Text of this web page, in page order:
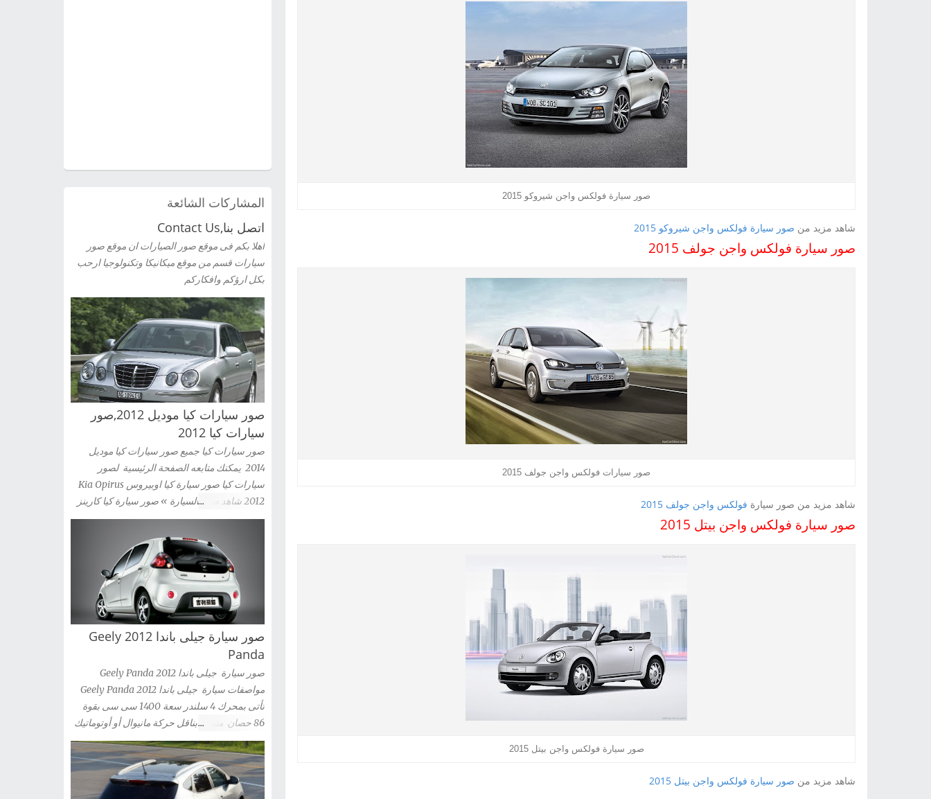
صور سيارة فولكس واجن شيروكو 2015
شاهد مزيد من صور سيارة فولكس واجن شيروكو 2015
صور سيارة فولكس واجن جولف 2015
صور سيارات فولكس واجن جولف 2015
شاهد مزيد من صور سيارة فولكس واجن جولف 2015
صور سيارة فولكس واجن بيتل 2015
صور سيارة فولكس واجن بيتل 2015
شاهد مزيد من صور سيارة فولكس واجن بيتل 2015
المشاركات الشائعة
اتصل بنا,Contact Us
اهلا بكم فى موقع صور الصيارات ان موقع صور
سيارات قسم من موقع ميكانيكا وتكنولوجيا ارحب
بكل ارؤكم وافكاركم
صور سيارات كيا موديل 2012,صور
سيارات كيا 2012
صور سيارات كيا جميع صور سيارات كيا موديل
2014 يمكنك متابعه الصفحة الرئيسية لصور
سيارات كيا صور سيارة كيا اوبيروس Kia Opirus
2012 شاهد صور السيارة » صور سيارة كيا كارينز
2012 Kia Carens شاهد صور السيارة » صور
سيارة كيا سيراتو كوبية Kia Cerato Coupe 2012
mohave 2012 شاهد صور السيارة » صور سيارة
كيا سبورتاج 2012 Kia Sportag شاهد صور
السيارة » صور سيارة كيا سول 2012 Kia Sou
Sorento 2012 شاهد صور السيارة » صور سيارة
صور السيارة » صور سيارة كيا ريو 2012 kia Rio
2012 Kia Rio 3-door شاهد صور السيارة » صور
صور السيارة » صور سيارة كيا اوبتيما kia optima
2012 شاهد صور السيارة » صور سيارات كيا G...
صور سيارة جيلى باندا 2012 Geely
Panda
صور سيارة جيلى باندا 2012 Geely Panda
مواصفات سيارة جيلى باندا 2012 Geely Panda
تأتى بمحرك 4 سلندر سعة 1400 سى سى بقوة
86 حصان متصل بناقل حركة مانيوال أو أوتوماتيك
صور سيارة جيلى باندا 2012 Geely Panda